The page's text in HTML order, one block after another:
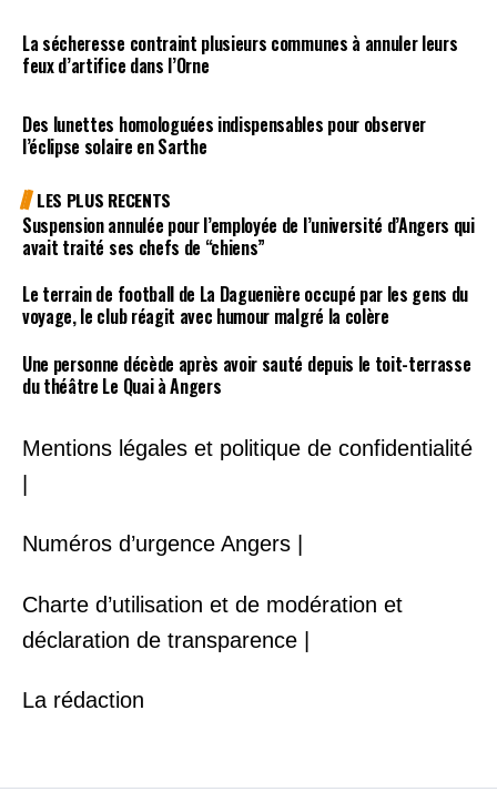
La sécheresse contraint plusieurs communes à annuler leurs
feux d’artifice dans l’Orne
Des lunettes homologuées indispensables pour observer
l’éclipse solaire en Sarthe
LES PLUS RECENTS
Suspension annulée pour l’employée de l’université d’Angers qui
avait traité ses chefs de “chiens”
Le terrain de football de La Daguenière occupé par les gens du
voyage, le club réagit avec humour malgré la colère
Une personne décède après avoir sauté depuis le toit-terrasse
du théâtre Le Quai à Angers
Mentions légales et politique de confidentialité
Numéros d’urgence Angers |
Charte d’utilisation et de modération et
déclaration de transparence |
La rédaction